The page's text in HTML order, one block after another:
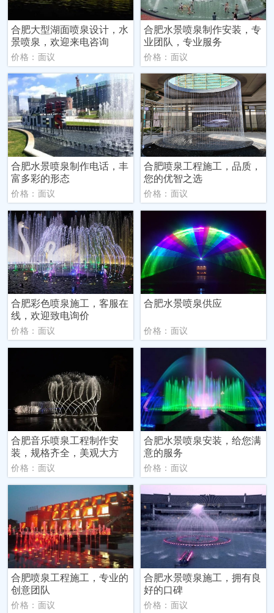
合肥大型湖面喷泉设计，水
景喷泉，欢迎来电咨询
价格：面议
合肥水景喷泉制作安装，专
业团队，专业服务
价格：面议
合肥水景喷泉制作电话，丰
富多彩的形态
价格：面议
合肥喷泉工程施工，品质，
您的优智之选
价格：面议
合肥彩色喷泉施工，客服在
线，欢迎致电询价
价格：面议
合肥水景喷泉供应
价格：面议
合肥音乐喷泉工程制作安
装，规格齐全，美观大方
价格：面议
合肥水景喷泉安装，给您满
意的服务
价格：面议
合肥喷泉工程施工，专业的
创意团队
价格：面议
合肥水景喷泉施工，拥有良
好的口碑
价格：面议